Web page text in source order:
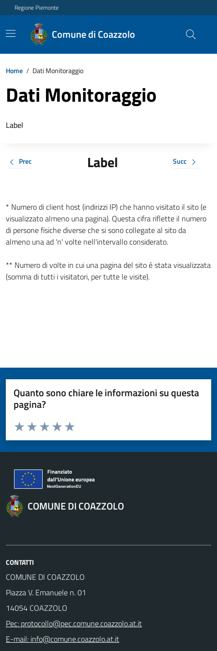
Regione Piemonte
Comune di Coazzolo
Home / Dati Monitoraggio
Dati Monitoraggio
Label
Prec Label Succ
* Numero di client host (indirizzi IP) che hanno visitato il sito (e
visualizzato almeno una pagina). Questa cifra riflette il numero
di persone fisiche diverse che si sono collegate al sito da
almeno una ad 'n' volte nell'intervallo considerato.
** Numero di volte in cui una pagina del sito é stata visualizzata
(somma di tutti i visitatori, per tutte le visite).
Quanto sono chiare le informazioni su questa
pagina?
Valuta da 1 a 5 stelle la pagina
Valuta 5 stelle su 5
Valuta 4 stelle su 5
Valuta 3 stelle su 5
Valuta 2 stelle su 5
Valuta 1 stelle su 5
COMUNE DI COAZZOLO
CONTATTI
COMUNE DI COAZZOLO
Piazza V. Emanuele n. 01
14054 COAZZOLO
Pec: protocollo@pec.comune.coazzolo.at.it
E-mail: info@comune.coazzolo.at.it